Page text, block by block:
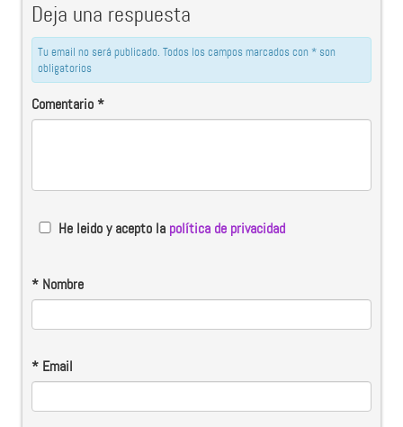
Deja una respuesta
Tu email no será publicado. Todos los campos marcados con * son
obligatorios
Comentario*
He leido y acepto la política de privacidad
* Nombre
* Email